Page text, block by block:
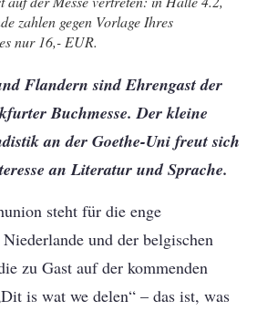
zahlen gegen Vorlage Ihres
nur 16,- EUR.
Flandern sind Ehrengast der
Buchmesse. Der kleine
an der Goethe-Uni freut sich
an Literatur und Sprache.
steht für die enge
und der belgischen
zu Gast auf der kommenden
is wat we delen“ – das ist, was